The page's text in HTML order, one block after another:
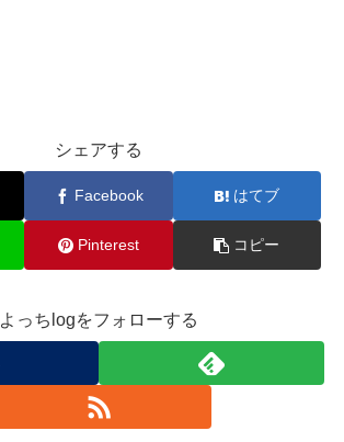
シェアする
Facebook はてブ
Pinterest コピー
よっちlogをフォローする